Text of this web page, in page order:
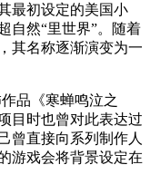
初设定的美国小
自然“里世界”。随着
其名称逐渐演变为一
品《寒蝉鸣泣之
目时也曾对此表达过
曾直接向系列制作人
游戏会将背景设定在